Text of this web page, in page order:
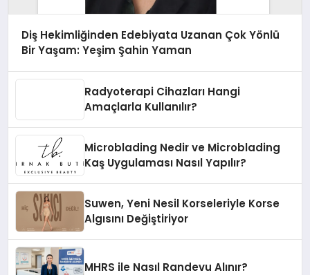
Diş Hekimliğinden Edebiyata Uzanan Çok Yönlü
Bir Yaşam: Yeşim Şahin Yaman
Radyoterapi Cihazları Hangi
Amaçlarla Kullanılır?
Microblading Nedir ve Microblading
Kaş Uygulaması Nasıl Yapılır?
Suwen, Yeni Nesil Korseleriyle Korse
Algısını Değiştiriyor
MHRS ile Nasıl Randevu Alınır?